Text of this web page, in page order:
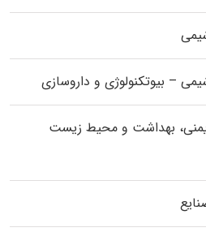
– بیوتکنولوژی و داروسازی
بهداشت و محیط زیست